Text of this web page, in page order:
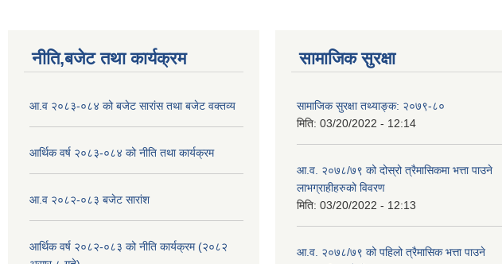
नीति,बजेट तथा कार्यक्रम
आ.व २०८३-०८४ को बजेट सारांस तथा बजेट वक्तव्य
आर्थिक वर्ष २०८३-०८४ को नीति तथा कार्यक्रम
आ.व २०८२-०८३ बजेट सारांश
आर्थिक वर्ष २०८२-०८३ को नीति कार्यक्रम (२०८२
सामाजिक सुरक्षा
सामाजिक सुरक्षा तथ्याङ्क: २०७९-८०
मिति: 03/20/2022 - 12:14
आ.व. २०७८/७९ को दोस्रो त्रैमासिकमा भत्ता पाउने
लाभग्राहीहरुको विवरण
मिति: 03/20/2022 - 12:13
आ.व. २०७८/७९ को पहिलो त्रैमासिक भत्ता पाउने